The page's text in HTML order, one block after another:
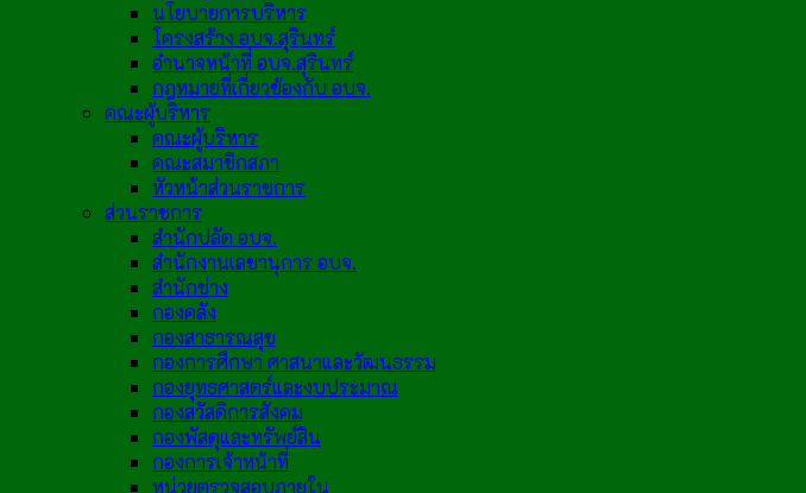
นโยบายการบริหาร
โครงสร้าง อบจ.สุรินทร์
อำนาจหน้าที่ อบจ.สุรินทร์
กฎหมายที่เกี่ยวข้องกับ อบจ.
คณะผู้บริหาร
คณะผู้บริหาร
คณะสมาชิกสภา
หัวหน้าส่วนราชการ
ส่วนราชการ
สำนักปลัด อบจ.
สำนักงานเลขานุการ อบจ.
สำนักช่าง
กองคลัง
กองสาธารณสุข
กองการศึกษา ศาสนาและวัฒนธรรม
กองยุทธศาสตร์และงบประมาณ
กองสวัสดิการสังคม
กองพัสดุและทรัพย์สิน
กองการเจ้าหน้าที่
หน่วยตรวจสอบภายใน